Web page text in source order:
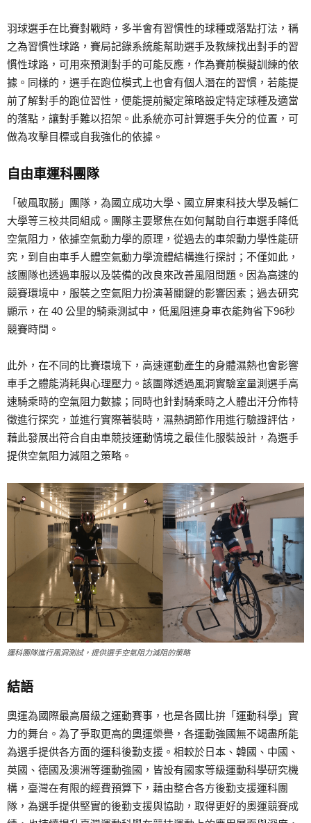
羽球選手在比賽對戰時，多半會有習慣性的球種或落點打法，稱
之為習慣性球路，賽局記錄系統能幫助選手及教練找出對手的習
慣性球路，可用來預測對手的可能反應，作為賽前模擬訓練的依
據。同樣的，選手在跑位模式上也會有個人潛在的習慣，若能提
前了解對手的跑位習性，便能提前擬定策略設定特定球種及適當
的落點，讓對手難以招架。此系統亦可計算選手失分的位置，可
做為攻擊目標或自我強化的依據。
自由車運科團隊
「破風取勝」團隊，為國立成功大學、國立屏東科技大學及輔仁
大學等三校共同組成。團隊主要聚焦在如何幫助自行車選手降低
空氣阻力，依據空氣動力學的原理，從過去的車架動力學性能研
究，到自由車手人體空氣動力學流體結構進行探討；不僅如此，
該團隊也透過車服以及裝備的改良來改善風阻問題。因為高速的
競賽環境中，服裝之空氣阻力扮演著關鍵的影響因素；過去研究
顯示，在 40 公里的騎乘測試中，低風阻連身車衣能夠省下96秒
競賽時間。
此外，在不同的比賽環境下，高速運動產生的身體濕熱也會影響
車手之體能消耗與心理壓力。該團隊透過風洞實驗室量測選手高
速騎乘時的空氣阻力數據；同時也針對騎乘時之人體出汗分佈特
徵進行探究，並進行實際著裝時，濕熱調節作用進行驗證評估，
藉此發展出符合自由車競技運動情境之最佳化服裝設計，為選手
提供空氣阻力減阻之策略。
運科團隊進行風洞測試，提供選手空氣阻力減阻的策略
結語
奧運為國際最高層級之運動賽事，也是各國比拚「運動科學」實
力的舞台。為了爭取更高的奧運榮譽，各運動強國無不竭盡所能
為選手提供各方面的運科後勤支援。相較於日本、韓國、中國、
英國、德國及澳洲等運動強國，皆設有國家等級運動科學研究機
構，臺灣在有限的經費預算下，藉由整合各方後勤支援運科團
隊，為選手提供堅實的後勤支援與協助，取得更好的奧運競賽成